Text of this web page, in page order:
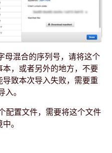
母混合的序列号，请将这个
，或者另外的地方，不要
致本次导入失败，需要重
。
配置文件，需要将这个文件
。